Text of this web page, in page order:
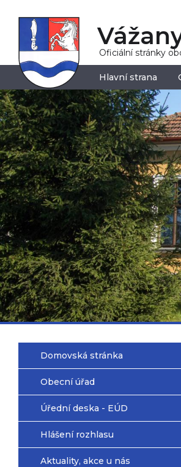
Oficiální stránky
Hlavní strana
Domovská stránka
Obecní úřad
Úřední deska - EÚD
Hlášení rozhlasu
Aktuality, akce u nás